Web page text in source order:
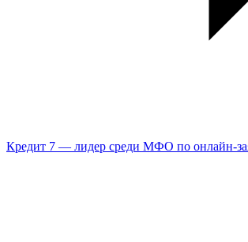
Кредит 7 — лидер среди МФО по онлайн-